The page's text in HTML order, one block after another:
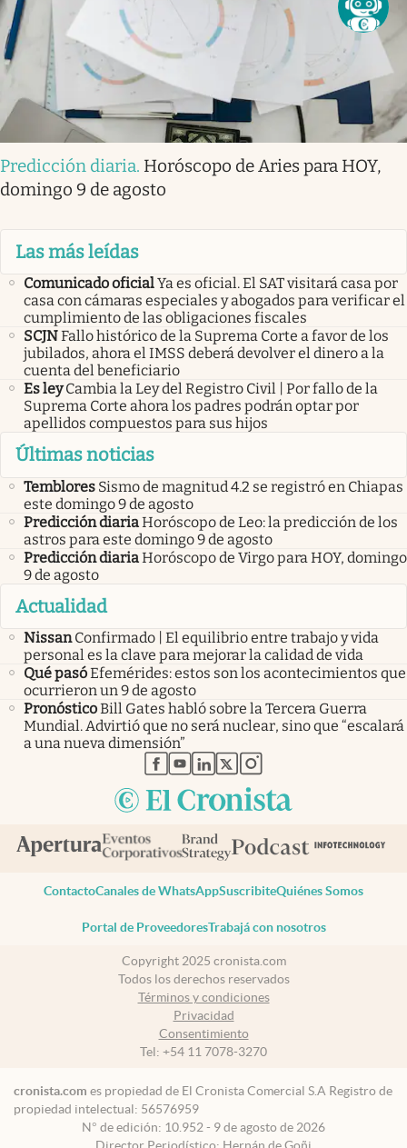
Predicción diaria. Horóscopo de Aries para HOY,
domingo 9 de agosto
Las más leídas
Comunicado oficialYa es oficial. El SAT visitará casa por
casa con cámaras especiales y abogados para verificar el
cumplimiento de las obligaciones fiscales
SCJNFallo histórico de la Suprema Corte a favor de los
jubilados, ahora el IMSS deberá devolver el dinero a la
cuenta del beneficiario
Es ley Cambia la Ley del Registro Civil | Por fallo de la
Suprema Corte ahora los padres podrán optar por
apellidos compuestos para sus hijos
Últimas noticias
Temblores Sismo de magnitud 4.2 se registró en Chiapas
este domingo 9 de agosto
Predicción diariaHoróscopo de Leo: la predicción de los
astros para este domingo 9 de agosto
Predicción diariaHoróscopo de Virgo para HOY, domingo
9 de agosto
Actualidad
Nissan Confirmado | El equilibrio entre trabajo y vida
personal es la clave para mejorar la calidad de vida
Qué pasóEfemérides: estos son los acontecimientos que
ocurrieron un 9 de agosto
PronósticoBill Gates habló sobre la Tercera Guerra
Mundial. Advirtió que no será nuclear, sino que “escalará
a una nueva dimensión”
abre en nueva pestaña
abre en nueva pestaña
abre en nueva pestaña
abre en nueva pestaña
abre en nueva pestaña
ContactoCanales de WhatsAppSuscribiteQuiénes Somos
Portal de ProveedoresTrabajá con nosotros
Copyright 2025 cronista.com
Todos los derechos reservados
Términos y condiciones
Privacidad
Consentimiento
Tel: +54 11 7078-3270
cronista.com es propiedad de El Cronista Comercial S.A Registro de
propiedad intelectual: 56576959
N° de edición: 10.952 - 9 de agosto de 2026
Director Periodístico: Hernán de Goñi